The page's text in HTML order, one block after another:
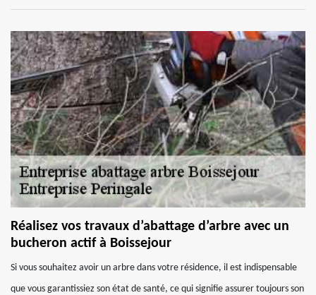
Réalisez vos travaux d’abattage d’arbre avec un
bucheron actif à Boissejour
Si vous souhaitez avoir un arbre dans votre résidence, il est indispensable
que vous garantissiez son état de santé, ce qui signifie assurer toujours son